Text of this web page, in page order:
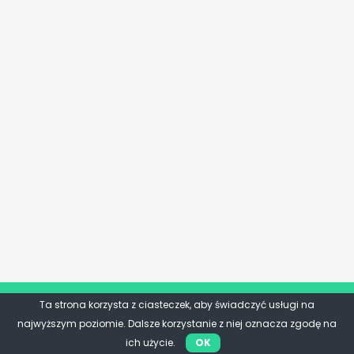
Ta strona korzysta z ciasteczek, aby świadczyć usługi na
najwyższym poziomie. Dalsze korzystanie z niej oznacza zgodę na
ich użycie.
OK